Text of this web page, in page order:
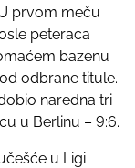
prvom meču
peteraca
bazenu
odbrane titule.
naredna tri
u Berlinu – 9:6.
u Ligi